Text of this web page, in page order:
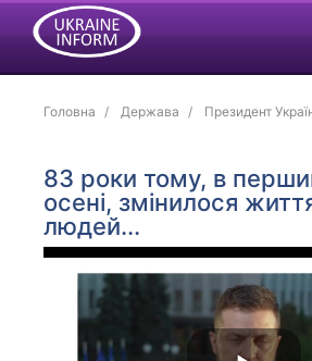
Головна Держава Президент
83 роки тому, в
осені, змінилося
людей...